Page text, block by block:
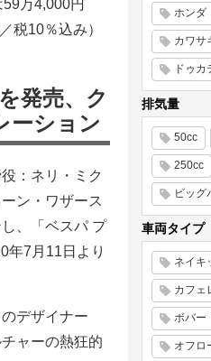
万4,000円
税10％込み）
発売、ク
ーション
：ネリ・ミク
ン・ワザース
、「ベスパ プ
年7月11日より
デザイナー
ャーの熱狂的
ホンダ
カワサ
ドゥカ
排気量
50cc
250cc
ビッグ
車両タイプ
ネイキ
カフェ
ボバー
オフロ